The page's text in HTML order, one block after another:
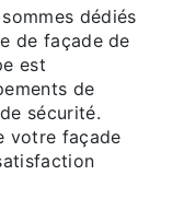
sommes dédiés
de façade de
est
de
sécurité.
votre façade